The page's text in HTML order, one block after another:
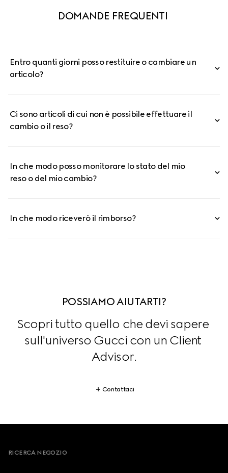
DOMANDE FREQUENTI
Entro quanti giorni posso restituire o cambiare un
articolo?
Ci sono articoli di cui non è possibile effettuare il
cambio o il reso?
In che modo posso monitorare lo stato del mio
reso o del mio cambio?
In che modo riceverò il rimborso?
POSSIAMO AIUTARTI?
Scopri tutto quello che devi sapere
sull'universo Gucci con un Client
Advisor.
Contattaci
RICERCA NEGOZIO